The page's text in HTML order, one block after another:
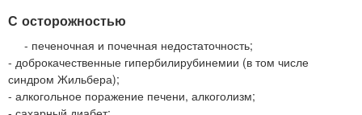
С осторожностью
- печеночная и почечная недостаточность;
- доброкачественные гипербилирубинемии (в том числе
синдром Жильбера);
- алкогольное поражение печени, алкоголизм;